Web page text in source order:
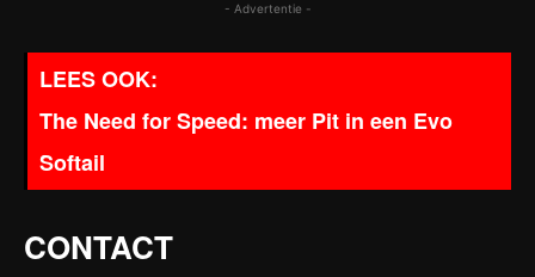
- Advertentie -
The Need for Speed: meer Pit in een Evo
Softail
CONTACT